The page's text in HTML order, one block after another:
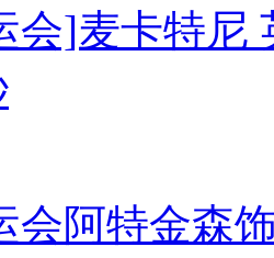
会]麦卡特尼
会阿特金森